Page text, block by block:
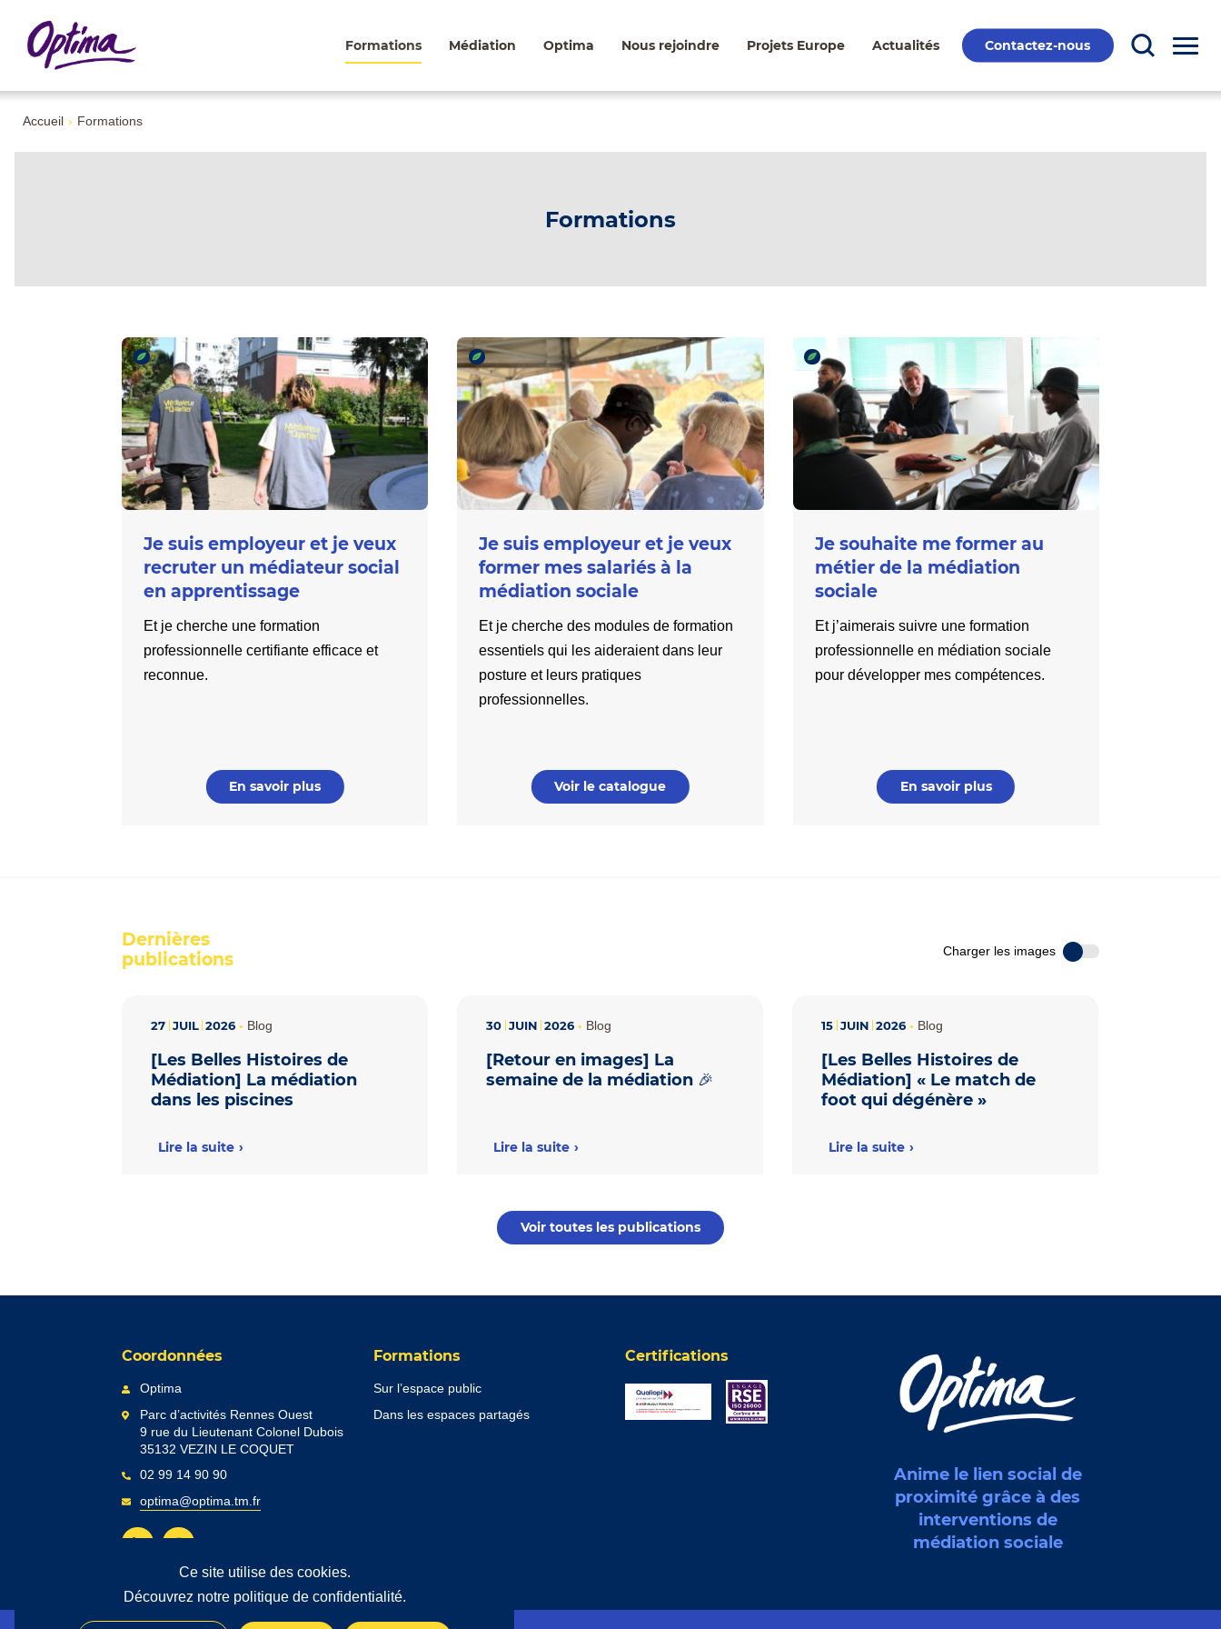
Formations Médiation Optima Nous rejoindre Projets Europe Actualités Contactez-nous
Accueil › Formations
Formations
Je suis employeur et je veux
recruter un médiateur social
en apprentissage
Et je cherche une formation
professionnelle certifiante efficace et
reconnue.
En savoir plus
Je suis employeur et je veux
former mes salariés à la
médiation sociale
Et je cherche des modules de formation
essentiels qui les aideraient dans leur
posture et leurs pratiques
professionnelles.
Voir le catalogue
Je souhaite me former au
métier de la médiation
sociale
Et j’aimerais suivre une formation
professionnelle en médiation sociale
pour développer mes compétences.
En savoir plus
Dernières
publications
Charger les images
27 JUIL 2026 • Blog
[Les Belles Histoires de
Médiation] La médiation
dans les piscines
Lire la suite
30 JUIN 2026 • Blog
[Retour en images] La
semaine de la médiation 🎉
Lire la suite
15 JUIN 2026 • Blog
[Les Belles Histoires de
Médiation] « Le match de
foot qui dégénère »
Lire la suite
Voir toutes les publications
Coordonnées
Optima
Parc d’activités Rennes Ouest
9 rue du Lieutenant Colonel Dubois
35132 VEZIN LE COQUET
02 99 14 90 90
optima@optima.tm.fr
Formations
Sur l’espace public
Dans les espaces partagés
Certifications
Anime le lien social de
proximité grâce à des
interventions de
médiation sociale
Ce site utilise des cookies.
Découvrez notre politique de confidentialité.